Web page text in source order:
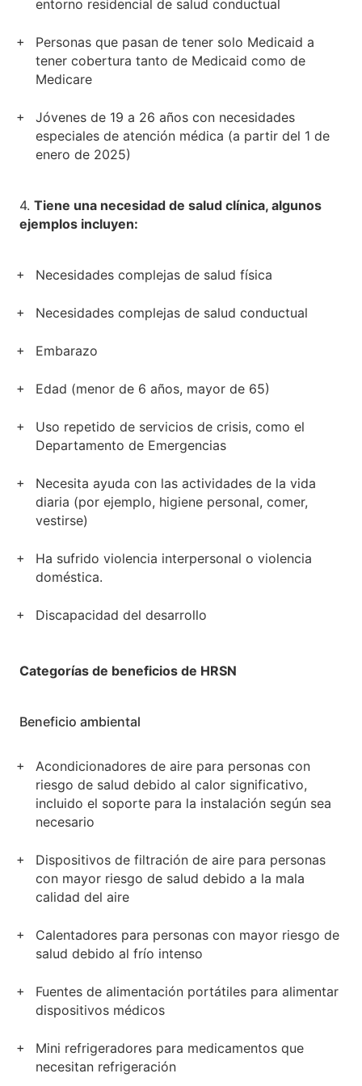
entorno residencial de salud conductual
Personas que pasan de tener solo Medicaid a
tener cobertura tanto de Medicaid como de
Medicare
Jóvenes de 19 a 26 años con necesidades
especiales de atención médica (a partir del 1 de
enero de 2025)
4. Tiene una necesidad de salud clínica, algunos
ejemplos incluyen:
Necesidades complejas de salud física
Necesidades complejas de salud conductual
Embarazo
Edad (menor de 6 años, mayor de 65)
Uso repetido de servicios de crisis, como el
Departamento de Emergencias
Necesita ayuda con las actividades de la vida
diaria (por ejemplo, higiene personal, comer,
vestirse)
Ha sufrido violencia interpersonal o violencia
doméstica.
Discapacidad del desarrollo
Categorías de beneficios de HRSN
Beneficio ambiental
Acondicionadores de aire para personas con
riesgo de salud debido al calor significativo,
incluido el soporte para la instalación según sea
necesario
Dispositivos de filtración de aire para personas
con mayor riesgo de salud debido a la mala
calidad del aire
Calentadores para personas con mayor riesgo de
salud debido al frío intenso
Fuentes de alimentación portátiles para alimentar
dispositivos médicos
Mini refrigeradores para medicamentos que
necesitan refrigeración